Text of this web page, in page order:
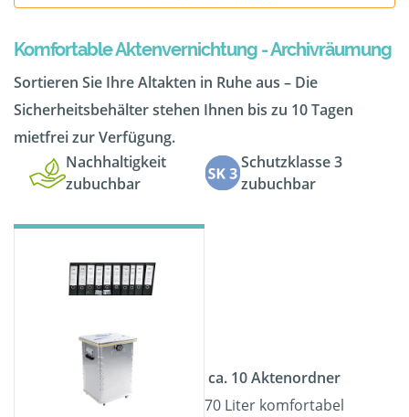
Komfortable Aktenvernichtung - Archivräumung
Sortieren Sie Ihre Altakten in Ruhe aus – Die
Sicherheitsbehälter stehen Ihnen bis zu 10 Tagen
mietfrei zur Verfügung.
Nachhaltigkeit
zubuchbar
Schutzklasse 3
zubuchbar
ca. 10 Aktenordner
70 Liter komfortabel